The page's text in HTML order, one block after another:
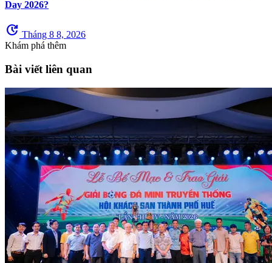
Day 2026?
update Tháng 8 8, 2026
Khám phá thêm
Bài viết liên quan